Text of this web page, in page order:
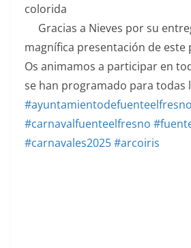
colorida
Gracias a Nieves por su
magnífica presentación de este
Os animamos a participar en
se han programado para todas
#ayuntamientodefuenteelfresno
#carnavalfuenteelfresno
#carnavales2025#arcoiris